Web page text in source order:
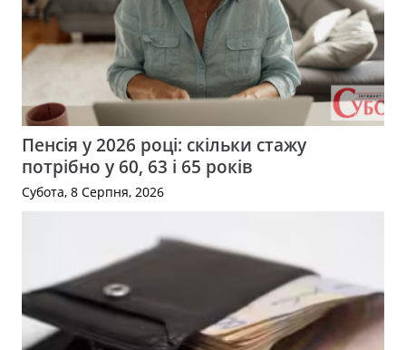
Пенсія у 2026 році: скільки стажу
потрібно у 60, 63 і 65 років
Субота, 8 Серпня, 2026